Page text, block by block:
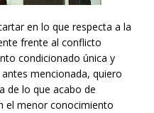
en lo que respecta a la
frente al conflicto
condicionado única y
mencionada, quiero
de lo que acabo de
el menor conocimiento